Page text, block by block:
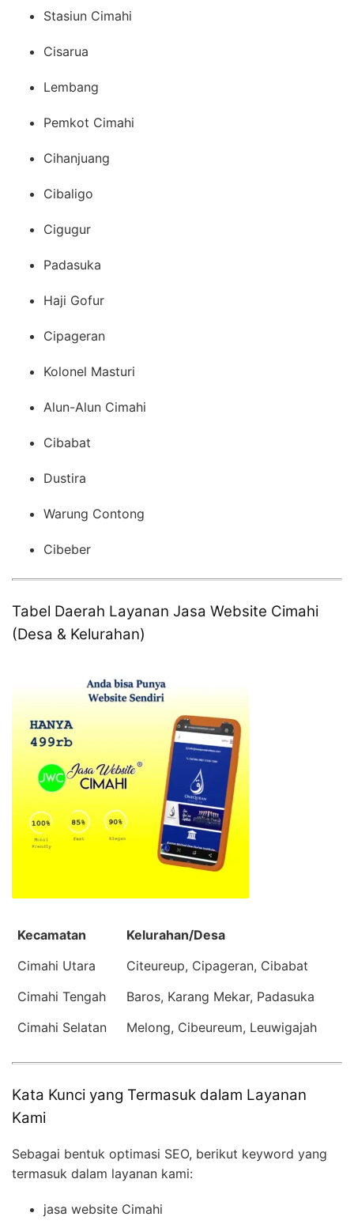
Stasiun Cimahi
Cisarua
Lembang
Pemkot Cimahi
Cihanjuang
Cibaligo
Cigugur
Padasuka
Haji Gofur
Cipageran
Kolonel Masturi
Alun-Alun Cimahi
Cibabat
Dustira
Warung Contong
Cibeber
Tabel Daerah Layanan Jasa Website Cimahi
(Desa & Kelurahan)
Kecamatan
Kelurahan/Desa
Cimahi Utara
Citeureup, Cipageran, Cibabat
Cimahi Tengah
Baros, Karang Mekar, Padasuka
Cimahi Selatan
Melong, Cibeureum, Leuwigajah
Kata Kunci yang Termasuk dalam Layanan
Kami
Sebagai bentuk optimasi SEO, berikut keyword yang
termasuk dalam layanan kami:
jasa website Cimahi